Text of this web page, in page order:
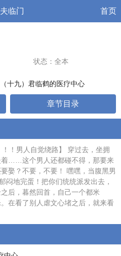
临门 首页
状态：全本
十九）君临鹤的医疗中心
章节目录
！！男人自觉绕路】 穿过去，坐拥
着……这个男人还都碰不得，那要来
娶？不要，不要！ 嘿嘿，当腹黑男
闷地完蛋！把你们统统派发出去，
后，暮然回首，自己一个都米
在看了别人虐文心堵之后，就来看